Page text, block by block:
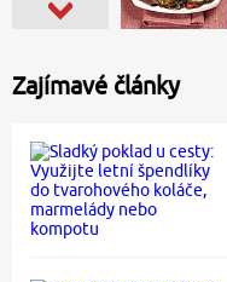
Zajímavé články